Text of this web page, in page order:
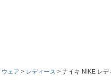
ウェア レディース
ナイキ NIKE レデ